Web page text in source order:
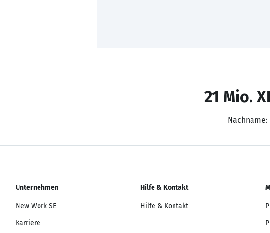
21 Mio.
Nachname:
Unternehmen
New Work SE
Karriere
Hilfe & Kontakt
Hilfe & Kontakt